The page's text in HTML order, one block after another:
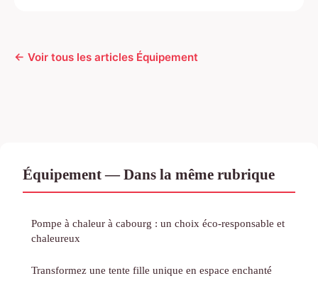
← Voir tous les articles Équipement
Équipement — Dans la même rubrique
Pompe à chaleur à cabourg : un choix éco-responsable et
chaleureux
Transformez une tente fille unique en espace enchanté